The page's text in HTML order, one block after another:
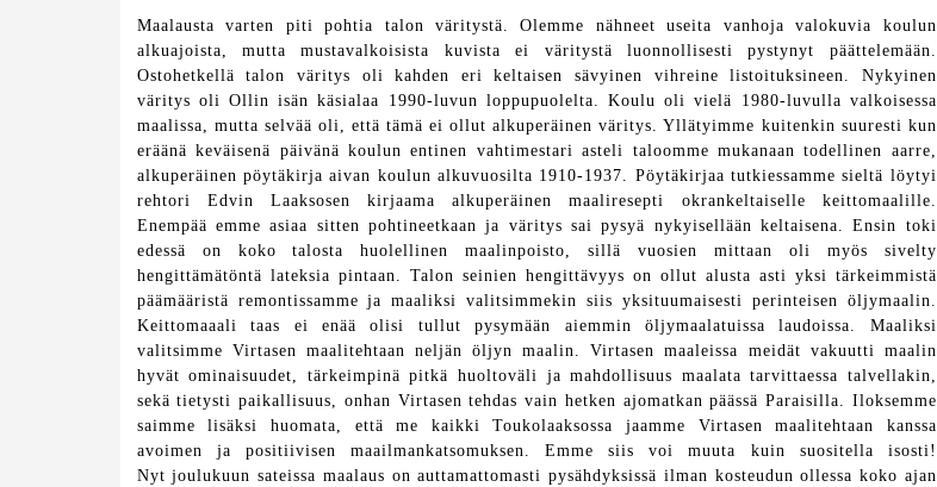
Maalausta varten piti pohtia talon väritystä. Olemme nähneet useita vanhoja valokuvia koulun
alkuajoista, mutta mustavalkoisista kuvista ei väritystä luonnollisesti pystynyt päättelemään.
Ostohetkellä talon väritys oli kahden eri keltaisen sävyinen vihreine listoituksineen. Nykyinen
väritys oli Ollin isän käsialaa 1990-luvun loppupuolelta. Koulu oli vielä 1980-luvulla valkoisessa
maalissa, mutta selvää oli, että tämä ei ollut alkuperäinen väritys. Yllätyimme kuitenkin suuresti kun
eräänä keväisenä päivänä koulun entinen vahtimestari asteli taloomme mukanaan todellinen aarre,
alkuperäinen pöytäkirja aivan koulun alkuvuosilta 1910-1937. Pöytäkirjaa tutkiessamme sieltä löytyi
rehtori Edvin Laaksosen kirjaama alkuperäinen maaliresepti okrankeltaiselle keittomaalille.
Enempää emme asiaa sitten pohtineetkaan ja väritys sai pysyä nykyisellään keltaisena. Ensin toki
edessä on koko talosta huolellinen maalinpoisto, sillä vuosien mittaan oli myös sivelty
hengittämätöntä lateksia pintaan. Talon seinien hengittävyys on ollut alusta asti yksi tärkeimmistä
päämääristä remontissamme ja maaliksi valitsimmekin siis yksituumaisesti perinteisen öljymaalin.
Keittomaaali taas ei enää olisi tullut pysymään aiemmin öljymaalatuissa laudoissa. Maaliksi
valitsimme Virtasen maalitehtaan neljän öljyn maalin. Virtasen maaleissa meidät vakuutti maalin
hyvät ominaisuudet, tärkeimpinä pitkä huoltoväli ja mahdollisuus maalata tarvittaessa talvellakin,
sekä tietysti paikallisuus, onhan Virtasen tehdas vain hetken ajomatkan päässä Paraisilla. Iloksemme
saimme lisäksi huomata, että me kaikki Toukolaaksossa jaamme Virtasen maalitehtaan kanssa
avoimen ja positiivisen maailmankatsomuksen. Emme siis voi muuta kuin suositella isosti!
Nyt joulukuun sateissa maalaus on auttamattomasti pysähdyksissä ilman kosteudun ollessa koko ajan